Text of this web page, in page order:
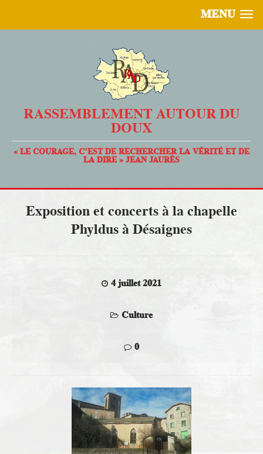
MENU
RASSEMBLEMENT AUTOUR DU
DOUX
« LE COURAGE, C’EST DE RECHERCHER LA VÉRITÉ ET DE
LA DIRE » JEAN JAURÈS
Exposition et concerts à la chapelle
Phyldus à Désaignes
4 juillet 2021
Culture
0